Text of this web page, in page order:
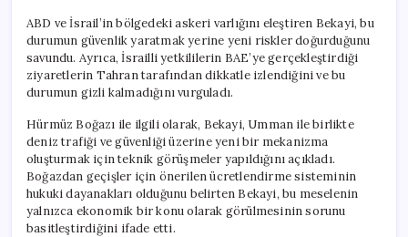
ABD ve İsrail’in bölgedeki askeri varlığını eleştiren Bekayi, bu
durumun güvenlik yaratmak yerine yeni riskler doğurduğunu
savundu. Ayrıca, İsrailli yetkililerin BAE’ye gerçekleştirdiği
ziyaretlerin Tahran tarafından dikkatle izlendiğini ve bu
durumun gizli kalmadığını vurguladı.
Hürmüz Boğazı ile ilgili olarak, Bekayi, Umman ile birlikte
deniz trafiği ve güvenliği üzerine yeni bir mekanizma
oluşturmak için teknik görüşmeler yapıldığını açıkladı.
Boğazdan geçişler için önerilen ücretlendirme sisteminin
hukuki dayanakları olduğunu belirten Bekayi, bu meselenin
yalnızca ekonomik bir konu olarak görülmesinin sorunu
basitleştirdiğini ifade etti.